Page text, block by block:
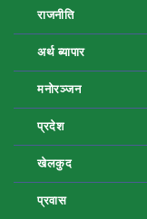
राजनीति
अर्थ ब्यापार
मनोरञ्जन
प्रदेश
खेलकुद
प्रवास